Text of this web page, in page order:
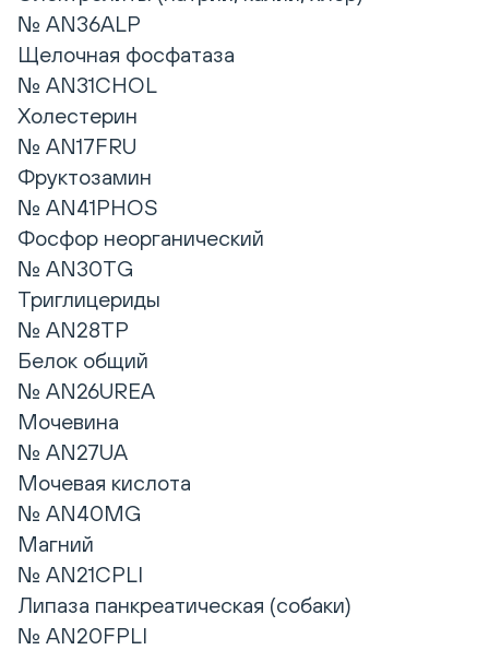
№ AN36ALP
Щелочная фосфатаза
№ AN31CHOL
Холестерин
№ AN17FRU
Фруктозамин
№ AN41PHOS
Фосфор неорганический
№ AN30TG
Триглицериды
№ AN28TP
Белок общий
№ AN26UREA
Мочевина
№ AN27UA
Мочевая кислота
№ AN40MG
Магний
№ AN21CPLI
Липаза панкреатическая (собаки)
№ AN20FPLI